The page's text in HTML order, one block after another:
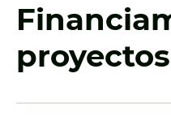
proyectos